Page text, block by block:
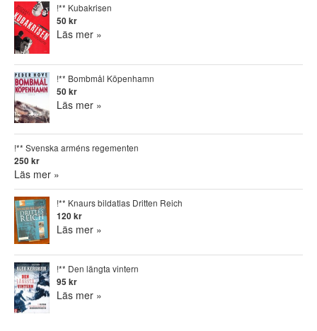
!** Kubakrisen
50 kr
Läs mer »
!** Bombmål Köpenhamn
50 kr
Läs mer »
!** Svenska arméns regementen
250 kr
Läs mer »
!** Knaurs bildatlas Dritten Reich
120 kr
Läs mer »
!** Den längta vintern
95 kr
Läs mer »